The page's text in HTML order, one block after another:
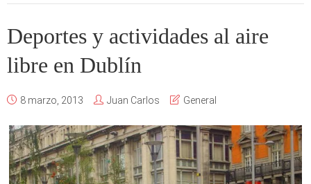
Deportes y actividades al aire
libre en Dublín
8 marzo, 2013 Juan Carlos General